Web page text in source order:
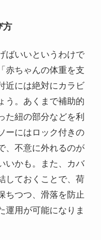
方
ばいいというわけで
赤ちゃんの体重を支
近には絶対にカラビ
う。あくまで補助的
た紐の部分などを利
ーにはロック付きの
、不意に外れるのが
いかも。また、カバ
しておくことで、荷
ちつつ、滑落を防止
運用が可能になりま